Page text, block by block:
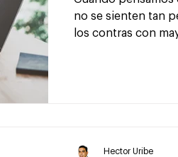
no se sienten tan
los contras con
Hector Uribe